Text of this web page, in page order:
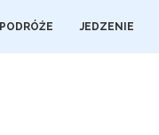
PODRÓŻE JEDZENIE